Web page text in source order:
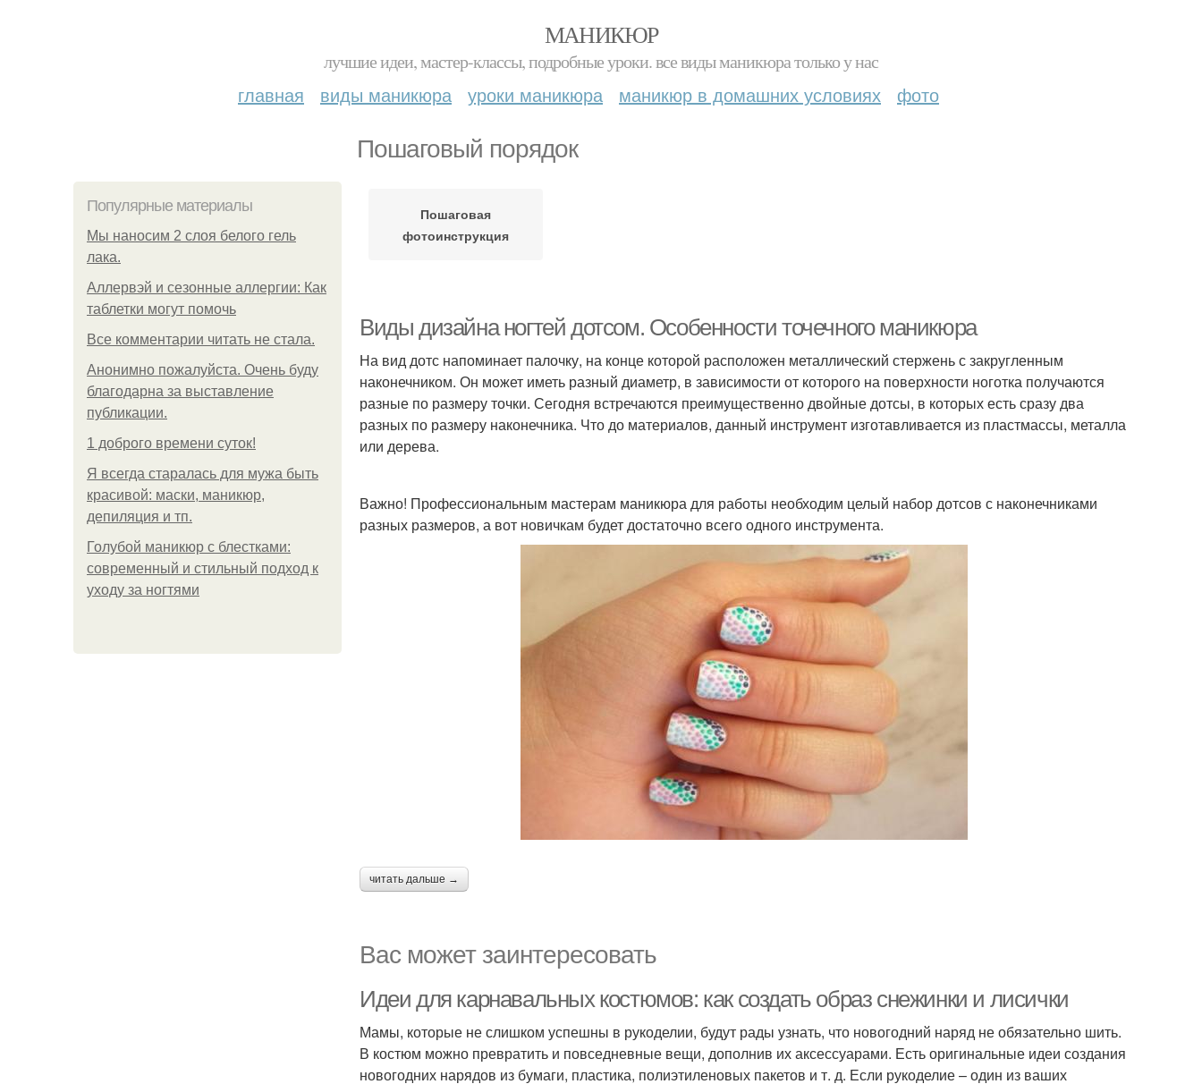
МАНИКЮР
лучшие идеи, мастер-классы, подробные уроки. все виды маникюра только у нас
главная виды маникюра уроки маникюра маникюр в домашних условиях фото
Пошаговый порядок
Популярные материалы
Мы наносим 2 слоя белого гель
лака.
Аллервэй и сезонные аллергии: Как
таблетки могут помочь
Все комментарии читать не стала.
Анонимно пожалуйста. Очень буду
благодарна за выставление
публикации.
1 доброго времени суток!
Я всегда старалась для мужа быть
красивой: маски, маникюр,
депиляция и тп.
Голубой маникюр с блестками:
современный и стильный подход к
уходу за ногтями
Пошаговая
фотоинструкция
Виды дизайна ногтей дотсом. Особенности точечного маникюра
На вид дотс напоминает палочку, на конце которой расположен металлический стержень с закругленным
наконечником. Он может иметь разный диаметр, в зависимости от которого на поверхности ноготка получаются
разные по размеру точки. Сегодня встречаются преимущественно двойные дотсы, в которых есть сразу два
разных по размеру наконечника. Что до материалов, данный инструмент изготавливается из пластмассы, металла
или дерева.
Важно! Профессиональным мастерам маникюра для работы необходим целый набор дотсов с наконечниками
разных размеров, а вот новичкам будет достаточно всего одного инструмента.
читать дальше →
Вас может заинтересовать
Идеи для карнавальных костюмов: как создать образ снежинки и лисички
Мамы, которые не слишком успешны в рукоделии, будут рады узнать, что новогодний наряд не обязательно шить.
В костюм можно превратить и повседневные вещи, дополнив их аксессуарами. Есть оригинальные идеи создания
новогодних нарядов из бумаги, пластика, полиэтиленовых пакетов и т. д. Если рукоделие – один из ваших